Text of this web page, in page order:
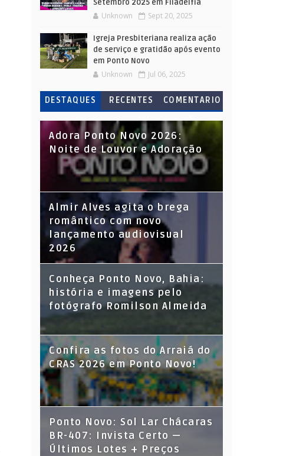
Setembro 2025 em Filadélfia
Unknown Sept 20, 2025
Igreja Presbiteriana realiza ação
de serviço e gratidão após evento
em Ponto Novo
Unknown Jul 06, 2025
DESTAQUES RECENTES
COMENTARIO
S
Adora Ponto Novo 2026:
Noite de Louvor e Adoração
Almir Alves agita o brega
romântico com novo
lançamento audiovisual
2026
Conheça Ponto Novo, Bahia:
história e imagens pelo
fotógrafo Romilson Almeida
Confira as fotos do Arraiá do
CRAS 2026 em Ponto Novo!
Ponto Novo: Sol Lar Chácaras
BR-407: Invista Certo —
Últimos Lotes + Preços